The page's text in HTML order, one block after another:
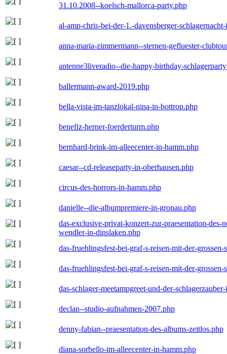
31.10.2008--koelsch-mallorca-party.php
al-amp-chris-bei-der-1.-davensberger-
anna-maria-zimmermann--sternen-gefluester-
antenne3liveradio--die-happy-birthday-
ballermann-award-2019.php
bella-vista-im-tanzlokal-nina-in-bottrop.php
benefiz-herner-foerderturm.php
bernhard-brink-im-alleecenter-in-hamm.php
caesar--cd-releaseparty-in-oberhausen.php
circus-des-horrors-in-hamm.php
danielle--die-albumpremiere-in-gronau.php
das-exclusive-privat-konzert-zur-praesentation-
wendler-in-dinslaken.php
das-fruehlingsfest-bei-graf-s-reisen-mit-der-
das-fruehlingsfest-bei-graf-s-reisen-mit-der-
das-schlager-meetampgreet-und-der-
declan--studio-aufnahmen-2007.php
denny-fabian--praesentation-des-albums-zeitlos.php
diana-sorbello-im-alleecenter-in-hamm.php